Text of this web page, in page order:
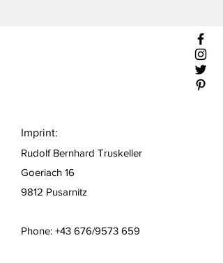
Imprint:
Rudolf Bernhard Truskeller
Goeriach 16
9812 Pusarnitz
Phone: +43 676/9573 659